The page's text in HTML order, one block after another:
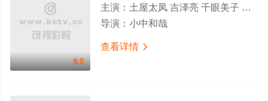
9.0
主演： 土屋太凤 吉泽亮 千眼美子 吉田羊 大杉涟 有森也实
导演： 小中和哉
查看详情 